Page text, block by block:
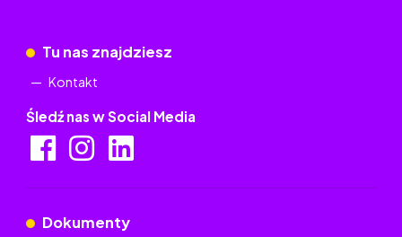
Tu nas znajdziesz
Kontakt
Śledź nas w Social Media
Dokumenty